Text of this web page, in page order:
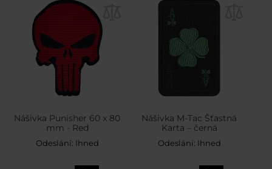
Nášivka Punisher 60 x 80
mm - Red
Odeslání: Ihned
Nášivka M-Tac Šťastná
Karta – černá
Odeslání: Ihned